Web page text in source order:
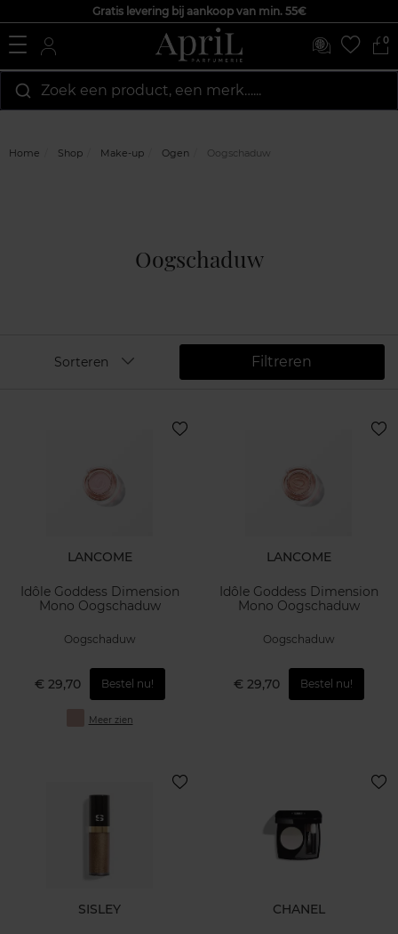
Gratis levering bij aankoop van min. 55€
0
Zoek een product, een merk…...
Home Shop Make-up Ogen Oogschaduw
Oogschaduw
Filtreren
Sorteren
LANCOME
Idôle Goddess Dimension
Mono Oogschaduw
Oogschaduw
€ 29,70 Bestel nu!
Meer zien
LANCOME
Idôle Goddess Dimension
Mono Oogschaduw
Oogschaduw
€ 29,70 Bestel nu!
SISLEY CHANEL